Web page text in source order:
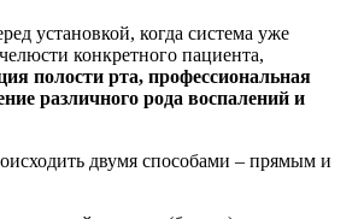
установкой, когда система уже
конкретного пациента,
полости рта, профессиональная
различного рода воспалений и
двумя способами – прямым и